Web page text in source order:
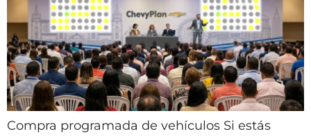
Compra programada de vehículos Si estás